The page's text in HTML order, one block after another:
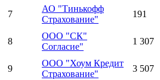
7
АО "Тинькофф
Страхование"
191
8
ООО "СК"
Согласие"
1 307
9
ООО "Хоум Кредит
Страхование"
3 507